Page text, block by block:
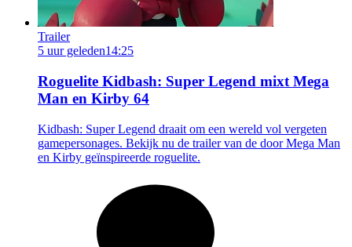
Trailer
5 uur geleden14:25
Roguelite Kidbash: Super Legend mixt Mega
Man en Kirby 64
Kidbash: Super Legend draait om een wereld vol vergeten
gamepersonages. Bekijk nu de trailer van de door Mega Man
en Kirby geïnspireerde roguelite.